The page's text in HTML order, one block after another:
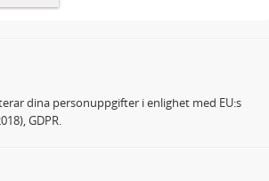
dina personuppgifter i enlighet med EU:s
GDPR.